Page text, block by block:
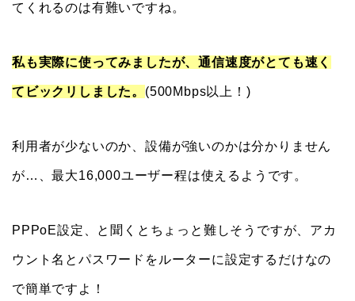
てくれるのは有難いですね。
私も実際に使ってみましたが、通信速度がとても速く
てビックリしました。 (500Mbps以上！)
利用者が少ないのか、設備が強いのかは分かりません
が…、最大16,000ユーザー程は使えるようです。
PPPoE設定、と聞くとちょっと難しそうですが、アカ
ウント名とパスワードをルーターに設定するだけなの
で簡単ですよ！